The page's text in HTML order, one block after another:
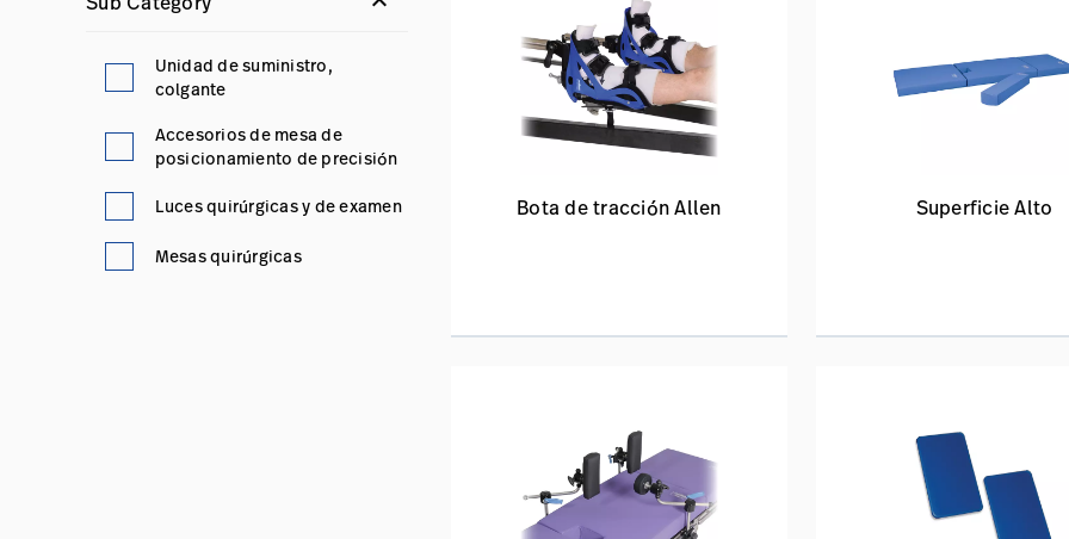
Unidad de suministro,
colgante
Accesorios de mesa de
posicionamiento de precisión
Luces quirúrgicas y de examen
Mesas quirúrgicas
Bota de tracción Allen Superficie Alto